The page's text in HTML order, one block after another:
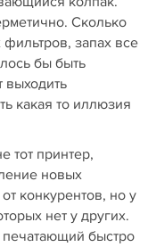
Сколько
запах все
бы быть
выходить
какая то иллюзия
тот принтер,
новых
конкурентов, но у
нет у других.
быстро